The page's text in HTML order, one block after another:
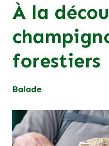
À la
forestiers
Balade